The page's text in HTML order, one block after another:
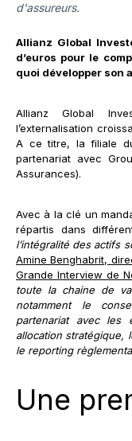
d'assureurs.
Allianz Global
d’euros pour le
quoi développer son
Allianz Global
l’externalisation
A ce titre, la filiale
partenariat avec
Assurances).
Avec à la clé un
répartis dans
l’intégralité des actifs
Amine Benghabrit,
Grande Interview de
toute la chaine de
notamment le
partenariat avec les
allocation stratégique,
le reporting
Une